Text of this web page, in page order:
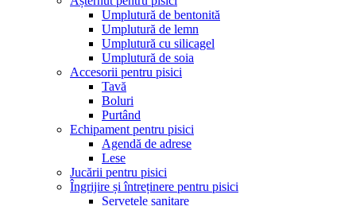
Umplutură de bentonită
Umplutură de lemn
Umplutură cu silicagel
Umplutură de soia
Accesorii pentru pisici
Tavă
Boluri
Purtând
Echipament pentru pisici
Agendă de adrese
Lese
Jucării pentru pisici
Îngrijire și întreținere pentru pisici
Șervețele sanitare